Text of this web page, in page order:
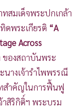
มเด็จพระปกเกล้า
ดพระเกียรติ “A
Across
ของสถาบันพระ
นางเจ้ารำไพพรรณี
สำคัญในการฟื้นฟู
สิริกิติ์ฯ พระบรม